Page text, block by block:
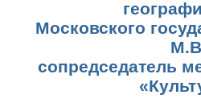
Московского
сопредседатель